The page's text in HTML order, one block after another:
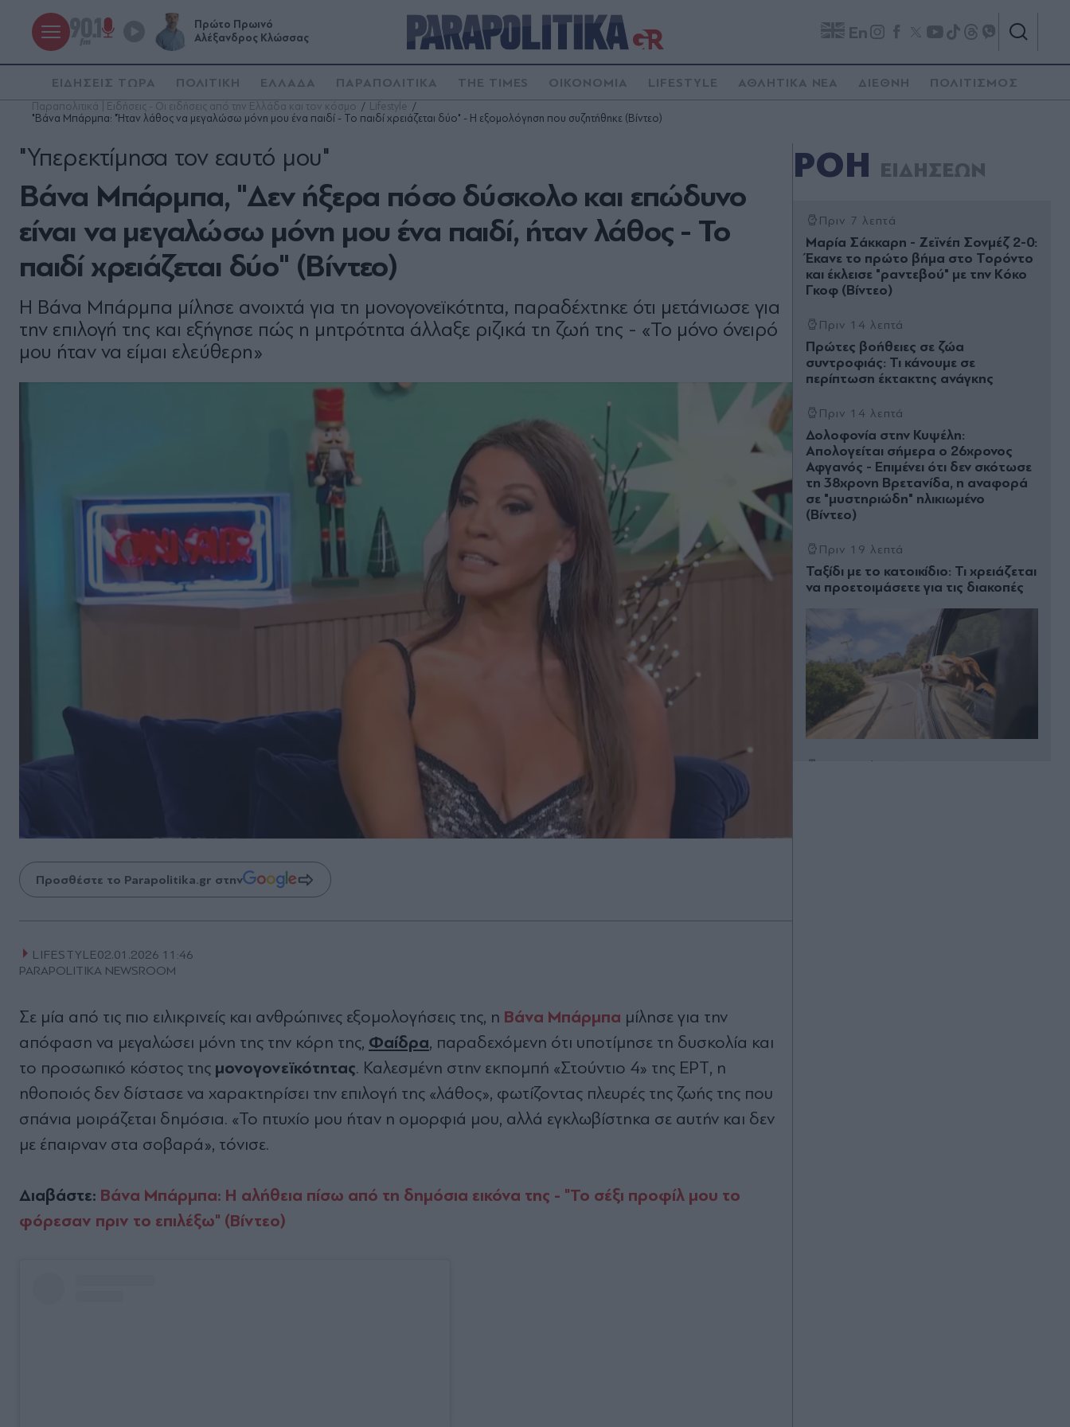
Πρώτο Πρωινό
Αλέξανδρος Κλώσσας
En
ΕΙΔΗΣΕΙΣ ΤΩΡΑ ΠΟΛΙΤΙΚΗ ΕΛΛΑΔΑ ΠΑΡΑΠΟΛΙΤΙΚΑ THE TIMES ΟΙΚΟΝΟΜΙΑ LIFESTYLE ΑΘΛΗΤΙΚΑ ΝΕΑ ΔΙΕΘΝΗ ΠΟΛΙΤΙΣΜΟΣ
Παραπολιτικά | Ειδήσεις - Οι ειδήσεις από την Ελλάδα και τον κόσμο
Lifestyle
"Βάνα Μπάρμπα: "Ήταν λάθος να μεγαλώσω μόνη μου ένα παιδί - Το παιδί χρειάζεται δύο" - Η εξομολόγηση που συζητήθηκε (Βίντεο)
Βάνα Μπάρμπα, "Δεν ήξερα πόσο δύσκολο και επώδυνο
είναι να μεγαλώσω μόνη μου ένα παιδί, ήταν λάθος - Το
παιδί χρειάζεται δύο" (Βίντεο)
"Υπερεκτίμησα τον εαυτό μου"
Η Βάνα Μπάρμπα μίλησε ανοιχτά για τη μονογονεϊκότητα, παραδέχτηκε ότι μετάνιωσε για
την επιλογή της και εξήγησε πώς η μητρότητα άλλαξε ριζικά τη ζωή της - «Το μόνο όνειρό
μου ήταν να είμαι ελεύθερη»
Προσθέστε το Parapolitika.gr στην
LIFESTYLE02.01.2026 11:46
PARAPOLITIKA NEWSROOM
Σε μία από τις πιο ειλικρινείς και ανθρώπινες εξομολογήσεις της, η Βάνα Μπάρμπα μίλησε για την
απόφαση να μεγαλώσει μόνη της την κόρη της, Φαίδρα, παραδεχόμενη ότι υποτίμησε τη δυσκολία και
το προσωπικό κόστος της μονογονεϊκότητας. Καλεσμένη στην εκπομπή «Στούντιο 4» της ΕΡΤ, η
ηθοποιός δεν δίστασε να χαρακτηρίσει την επιλογή της «λάθος», φωτίζοντας πλευρές της ζωής της που
σπάνια μοιράζεται δημόσια. «Το πτυχίο μου ήταν η ομορφιά μου, αλλά εγκλωβίστηκα σε αυτήν και δεν
με έπαιρναν στα σοβαρά», τόνισε.
Διαβάστε: Βάνα Μπάρμπα: Η αλήθεια πίσω από τη δημόσια εικόνα της - "Το σέξι προφίλ μου το
φόρεσαν πριν το επιλέξω" (Βίντεο)
ΡΟΗ ΕΙΔΗΣΕΩΝ
Πριν 7 λεπτά
Μαρία Σάκκαρη - Ζεϊνέπ Σονμέζ 2-0:
Έκανε το πρώτο βήμα στο Τορόντο
και έκλεισε "ραντεβού" με την Κόκο
Γκοφ (Βίντεο)
Πριν 14 λεπτά
Πρώτες βοήθειες σε ζώα
συντροφιάς: Τι κάνουμε σε
περίπτωση έκτακτης ανάγκης
Πριν 14 λεπτά
Δολοφονία στην Κυψέλη:
Απολογείται σήμερα ο 26χρονος
Αφγανός - Επιμένει ότι δεν σκότωσε
τη 38χρονη Βρετανίδα, η αναφορά
σε "μυστηριώδη" ηλικιωμένο
(Βίντεο)
Πριν 19 λεπτά
Ταξίδι με το κατοικίδιο: Τι χρειάζεται
να προετοιμάσετε για τις διακοπές
Πριν 28 λεπτά